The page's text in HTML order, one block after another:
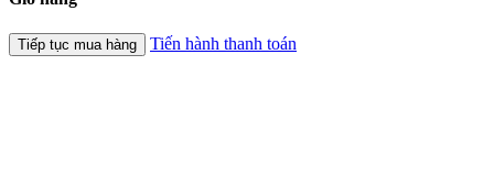
Tiếp tục mua hàng Tiến hành thanh toán